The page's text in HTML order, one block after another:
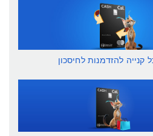
להזדמנות לחיסכון